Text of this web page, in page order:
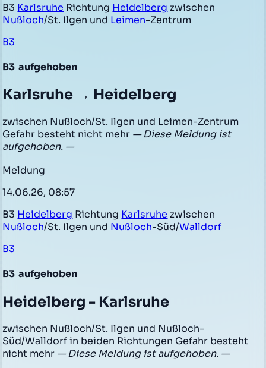
B3 Karlsruhe Richtung Heidelberg zwischen
Nußloch/St. Ilgen und Leimen-Zentrum
B3
B3 aufgehoben
Karlsruhe → Heidelberg
zwischen Nußloch/St. Ilgen und Leimen-Zentrum
Gefahr besteht nicht mehr — Diese Meldung ist
aufgehoben. —
Meldung
14.06.26, 08:57
B3 Heidelberg Richtung Karlsruhe zwischen
Nußloch/St. Ilgen und Nußloch-Süd/Walldorf
B3
B3 aufgehoben
Heidelberg - Karlsruhe
zwischen Nußloch/St. Ilgen und Nußloch-
Süd/Walldorf in beiden Richtungen Gefahr besteht
nicht mehr — Diese Meldung ist aufgehoben. —